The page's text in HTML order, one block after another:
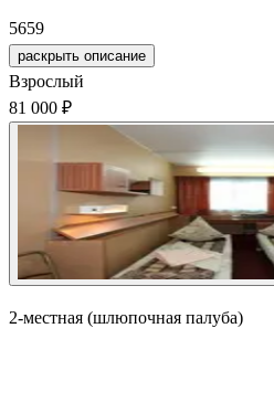
5659
раскрыть описание
Взрослый
81 000 ₽
2-местная (шлюпочная палуба)